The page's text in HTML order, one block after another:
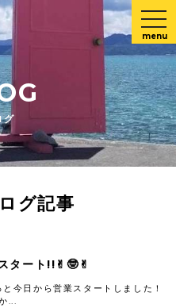
menu
グ
グ記事
タート!!✌︎🤓✌︎
今日から営業スタートしました！
...